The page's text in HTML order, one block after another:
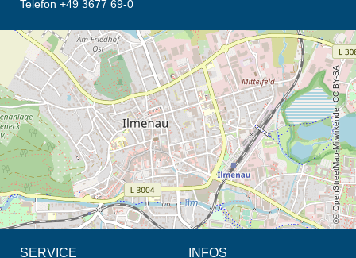
Telefon +49 3677 69-0
Öffnet die Anfahrtsbeschreibung in neuem Tab (Karte)
© OpenStreetMap-Mitwirkende, CC BY-SA
SERVICE INFOS